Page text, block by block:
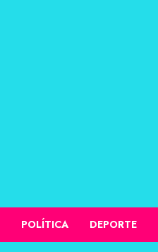
POLÍTICA DEPORTE